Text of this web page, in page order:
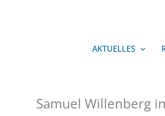
AKTUELLES
Samuel Willenberg